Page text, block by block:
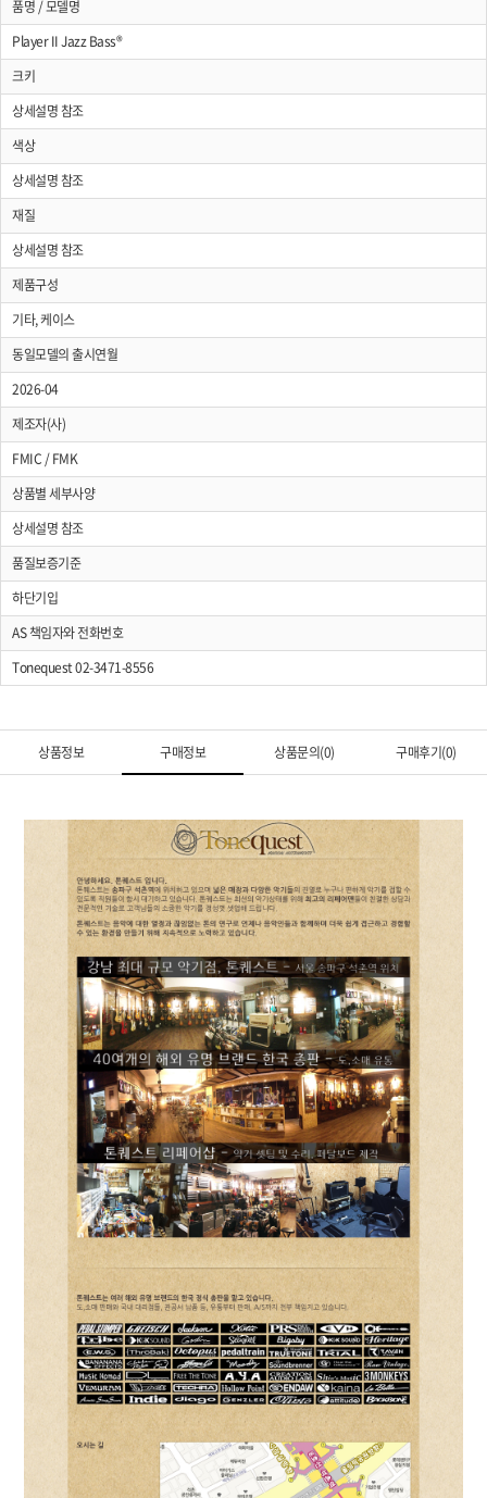
품명 / 모델명
Player II Jazz Bass®
크키
상세설명 참조
색상
상세설명 참조
재질
상세설명 참조
제품구성
기타, 케이스
동일모델의 출시연월
2026-04
제조자(사)
FMIC / FMK
상품별 세부사양
상세설명 참조
품질보증기준
하단기입
AS 책임자와 전화번호
Tonequest 02-3471-8556
상품정보 구매정보 상품문의(0) 구매후기(0)